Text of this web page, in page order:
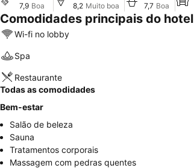
7,9 Boa
8,2 Muito boa
7,7 Boa
Comodidades principais do hotel
Wi-fi no lobby
Spa
Restaurante
Todas as comodidades
Bem-estar
Salão de beleza
Sauna
Tratamentos corporais
Massagem com pedras quentes